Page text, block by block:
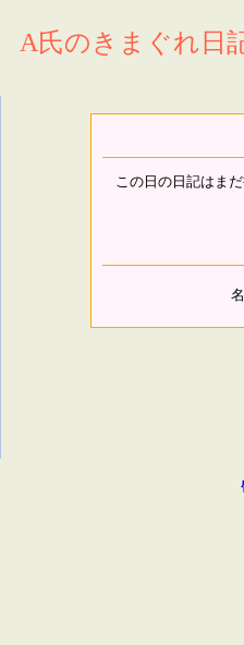
A氏のきまぐれ日
この日の日記はま